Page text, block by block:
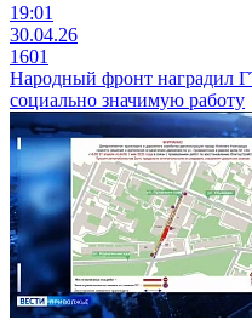
19:01
30.04.26
1601
Народный фронт наградил
социально значимую работу